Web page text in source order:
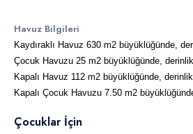
Havuz Bilgileri
Kaydıraklı Havuz 630 m2 büyüklüğünde,
Çocuk Havuzu 25 m2 büyüklüğünde,
Kapalı Havuz 112 m2 büyüklüğünde,
Kapalı Çocuk Havuzu 7.50 m2
Çocuklar İçin